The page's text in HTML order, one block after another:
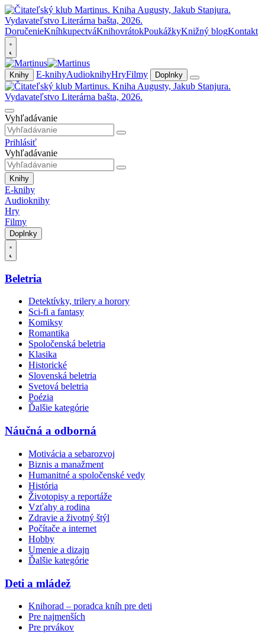
DoručenieKníhkupectváKnihovrátokPoukážkyKnižný blogKontakt
Knihy E-knihyAudioknihyHryFilmy Doplnky
Vyhľadávanie
Prihlásiť
Vyhľadávanie
Knihy
E-knihy
Audioknihy
Hry
Filmy
Doplnky
Beletria
Detektívky, trilery a horory
Sci-fi a fantasy
Komiksy
Romantika
Spoločenská beletria
Klasika
Historické
Slovenská beletria
Svetová beletria
Poézia
Ďalšie kategórie
Náučná a odborná
Motivácia a sebarozvoj
Biznis a manažment
Humanitné a spoločenské vedy
História
Životopisy a reportáže
Vzťahy a rodina
Zdravie a životný štýl
Počítače a internet
Hobby
Umenie a dizajn
Ďalšie kategórie
Deti a mládež
Knihorad – poradca kníh pre deti
Pre najmenších
Pre prvákov